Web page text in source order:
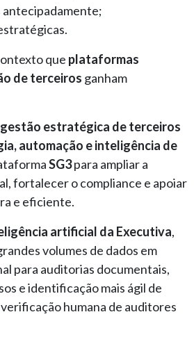
que plataformas
de terceiros ganham
gestão estratégica de terceiros
automação e inteligência de
SG3para ampliar a
fortalecer o compliance e apoiar
e eficiente.
artificial da Executiva,
volumes de dados em
para auditorias documentais,
e identificação mais ágil de
humana de auditores